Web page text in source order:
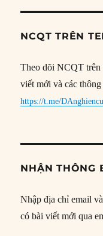
NCQT TRÊN
Theo dõi NCQT trên
viết mới và các
https://t.me/
NHẬN THÔNG
Nhập địa chỉ email
có bài viết mới qua